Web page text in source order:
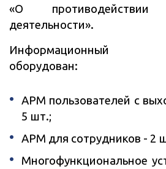
«О противодействии
деятельности».
Информационный
оборудован:
АРМ пользователей с
5 шт.;
АРМ для сотрудников - 2
Многофункциональное